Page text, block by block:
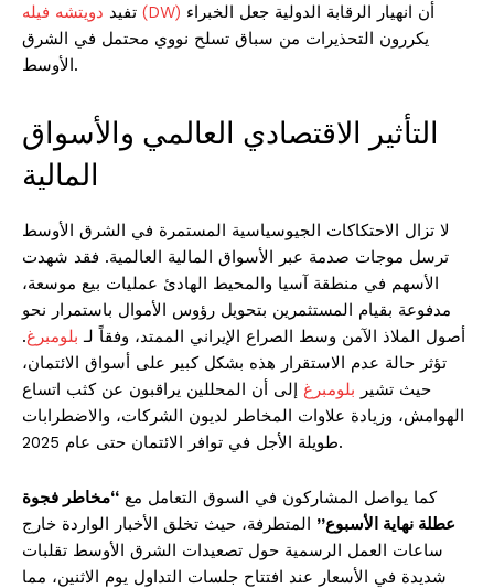
تفيد دويتشه فيله (DW)
يكررون التحذيرات من سباق تسلح نووي محتمل في الشرق
الأوسط.
التأثير الاقتصادي العالمي والأسواق
المالية
لا تزال الاحتكاكات الجيوسياسية المستمرة في الشرق الأوسط
ترسل موجات صدمة عبر الأسواق المالية العالمية. فقد شهدت
الأسهم في منطقة آسيا والمحيط الهادئ عمليات بيع موسعة،
مدفوعة بقيام المستثمرين بتحويل رؤوس الأموال باستمرار نحو
أصول الملاذ الآمن وسط الصراع الإيراني الممتد، وفقاً لـ بلومبرغ.
تؤثر حالة عدم الاستقرار هذه بشكل كبير على أسواق الائتمان،
حيث تشير بلومبرغ إلى أن المحللين يراقبون عن كثب اتساع
الهوامش، وزيادة علاوات المخاطر لديون الشركات، والاضطرابات
طويلة الأجل في توافر الائتمان حتى عام 2025.
كما يواصل المشاركون في السوق التعامل مع “مخاطر فجوة
عطلة نهاية الأسبوع” المتطرفة، حيث تخلق الأخبار الواردة خارج
ساعات العمل الرسمية حول تصعيدات الشرق الأوسط تقلبات
شديدة في الأسعار عند افتتاح جلسات التداول يوم الاثنين، مما